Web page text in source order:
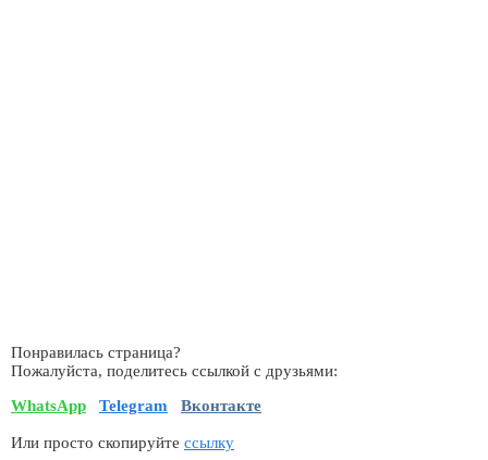
Понравилась страница?
Пожалуйста, поделитесь ссылкой с друзьями:
WhatsApp
Telegram Вконтакте
Или просто скопируйте ссылку